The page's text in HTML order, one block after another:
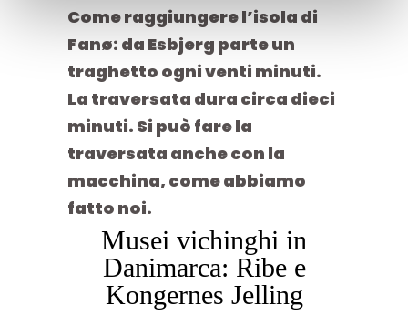
Come raggiungere l’isola di
Fanø: da Esbjerg parte un
traghetto ogni venti minuti.
La traversata dura circa dieci
minuti. Si può fare la
traversata anche con la
macchina, come abbiamo
fatto noi.
Musei vichinghi in
Danimarca: Ribe e
Kongernes Jelling